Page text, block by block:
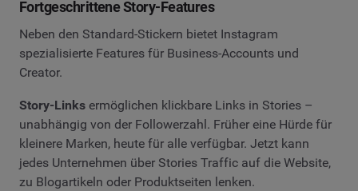
Fortgeschrittene Story-Features
Neben den Standard-Stickern bietet Instagram
spezialisierte Features für Business-Accounts und
Creator.
Story-Links ermöglichen klickbare Links in Stories –
unabhängig von der Followerzahl. Früher eine Hürde für
kleinere Marken, heute für alle verfügbar. Jetzt kann
jedes Unternehmen über Stories Traffic auf die Website,
zu Blogartikeln oder Produktseiten lenken.